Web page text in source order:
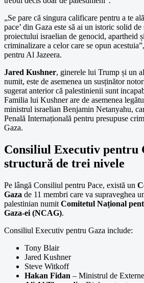
„Se pare că singura calificare pentru a te
pace’ din Gaza este să ai un istoric solid
proiectului israelian de genocid, apartheid
criminalizare a celor care se opun
pentru Al Jazeera.
Jared Kushner, ginerele lui Trump și un
numit, este de asemenea un susținător
sugerat anterior că palestinienii sunt
Familia lui Kushner are de asemenea
ministrul israelian Benjamin Netanyahu,
Penală Internațională pentru presupuse
Gaza.
Consiliul Executiv pentru
structură de trei nivele
Pe lângă Consiliul pentru Pace, există un
Gaza de 11 membri care va supraveghea
palestinian numit Comitetul Național
Gaza-ei (NCAG).
Consiliul Executiv pentru Gaza include:
Tony Blair
Jared Kushner
Steve Witkoff
Hakan Fidan – Ministrul de